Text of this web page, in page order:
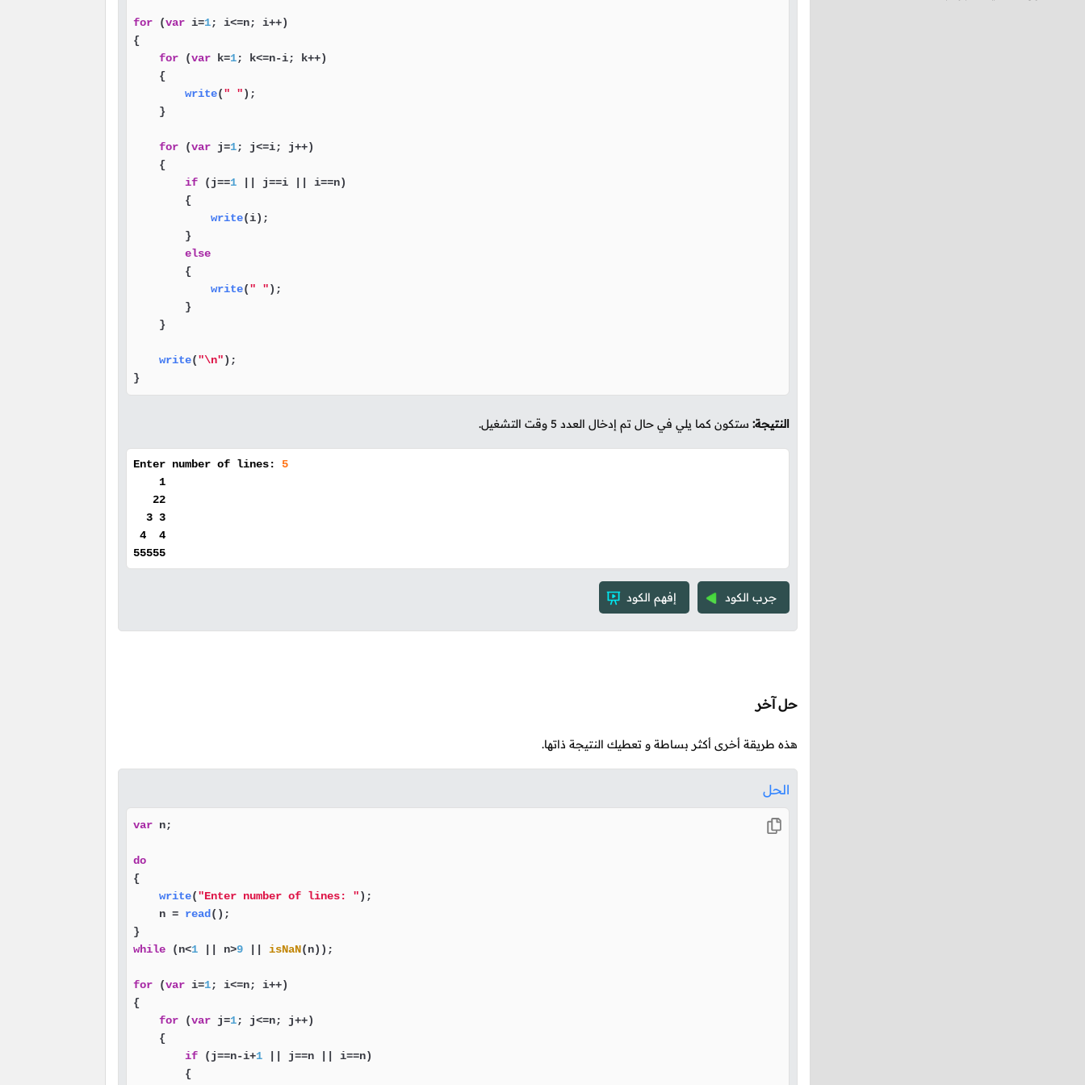
for (var i=1; i<=n; i++)
{
for (var k=1; k<=n-i; k++)
    {
write(" ");
    }
for (var j=1; j<=i; j++)
    {
if (j==1 || j==i || i==n)
        {
write(i);
        }
else
        {
write(" ");
        }
    }
write("\n");
}
النتيجة: ستكون كما يلي في حال تم إدخال العدد 5 وقت التشغيل.
Enter number of lines: 5
1
22
3 3
4 4
55555
جرب الكود إفهم الكود
حل آخر
هذه طريقة أخرى أكثر بساطة و تعطيك النتيجة ذاتها.
الحل
var n;
do
{
write("Enter number of lines: ");
    n =
read ();
while (n<1 || n>9 isNaN(n));
for (var i=1; i<=n; i++)
{
for (var j=1; j<=n; j++)
    {
if (j==n-i+1 || j==n || i==n)
        {